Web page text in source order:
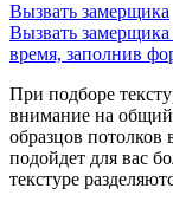
Вызвать замерщика
Вызвать
время, заполнив
При подборе
внимание на общий
образцов потолков
подойдет для вас
текстуре